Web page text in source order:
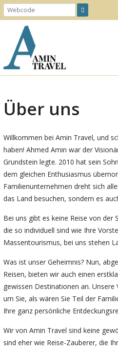
Über uns
Willkommen bei Amin Travel, und
haben! Ahmed Amin war der
Grundstein legte. 2010 hat sein
dem gleichen Enthusiasmus
Familienunternehmen dreht sich
das Land besuchen, sondern es
Bei uns gibt es keine Reise von der
die so individuell sind wie Ihre
Massentourismus, bei uns stehen
Was ist unser Geheimnis? Nun,
Reisen, bieten wir auch einen
gewissen Destinationen an.
um Sie, als wären Sie Teil der
Ihre ganz persönliche
Wir von Amin Travel sind keine
sind eher wie Reise-Zauberer, die